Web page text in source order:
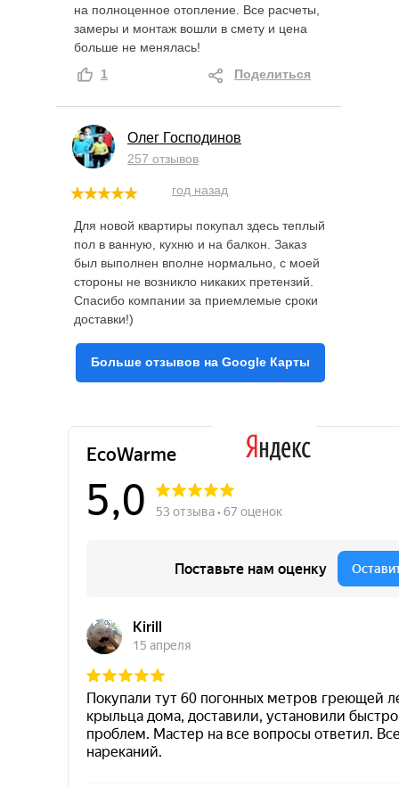
на полноценное отопление. Все расчеты,
замеры и монтаж вошли в смету и цена
больше не менялась!
1
Поделиться
Олег Господинов
257 отзывов
год назад
Для новой квартиры покупал здесь теплый
пол в ванную, кухню и на балкон. Заказ
был выполнен вполне нормально, с моей
стороны не возникло никаких претензий.
Спасибо компании за приемлемые сроки
доставки!)
Больше отзывов на Google Карты